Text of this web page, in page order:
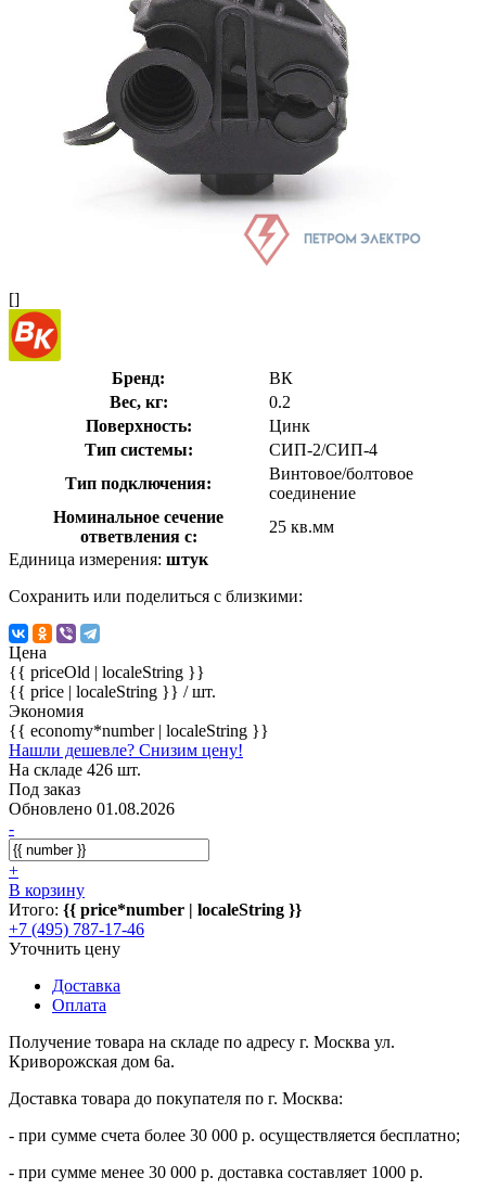
[]
Бренд:
ВК
Вес, кг:
0.2
Поверхность:
Цинк
Тип системы:
СИП-2/СИП-4
Тип подключения:
Винтовое/болтовое
соединение
Номинальное сечение
ответвления с:
25 кв.мм
Единица измерения: штук
Сохранить или поделиться с близкими:
Цена
{{ priceOld | localeString }}
{{ price | localeString }} / шт.
Экономия
{{ economy*number | localeString }}
Нашли дешевле? Снизим цену!
На складе 426 шт.
Под заказ
Обновлено 01.08.2026
-
+
В корзину
Итого: {{ price*number | localeString }}
+7 (495) 787-17-46
Уточнить цену
Доставка
Оплата
Получение товара на складе по адресу г. Москва ул.
Криворожская дом 6а.
Доставка товара до покупателя по г. Москва:
- при сумме счета более 30 000 р. осуществляется бесплатно;
- при сумме менее 30 000 р. доставка составляет 1000 р.